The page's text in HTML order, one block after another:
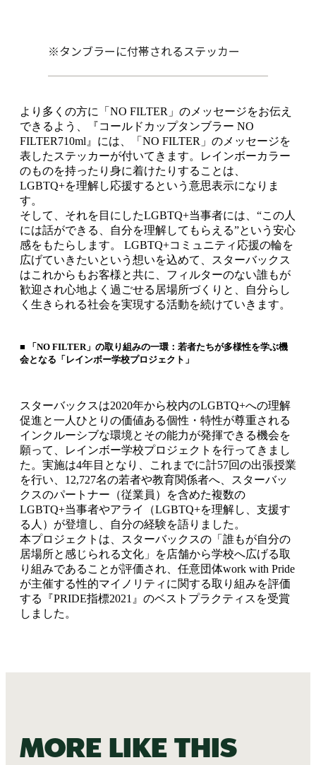
※タンブラーに付帯されるステッカー
より多くの方に「NO FILTER」のメッセージをお伝え
できるよう、『コールドカップタンブラー NO
FILTER710ml』には、「NO FILTER」のメッセージを
表したステッカーが付いてきます。レインボーカラー
のものを持ったり身に着けたりすることは、
LGBTQ+を理解し応援するという意思表示になりま
す。
そして、それを目にしたLGBTQ+当事者には、“この人
には話ができる、自分を理解してもらえる”という安心
感をもたらします。 LGBTQ+コミュニティ応援の輪を
広げていきたいという想いを込めて、スターバックス
はこれからもお客様と共に、フィルターのない誰もが
歓迎され心地よく過ごせる居場所づくりと、自分らし
く生きられる社会を実現する活動を続けていきます。
■ 「NO FILTER」の取り組みの一環：若者たちが多様性を学ぶ機
会となる「レインボー学校プロジェクト」
スターバックスは2020年から校内のLGBTQ+への理解
促進と一人ひとりの価値ある個性・特性が尊重される
インクルーシブな環境とその能力が発揮できる機会を
願って、レインボー学校プロジェクトを行ってきまし
た。実施は4年目となり、これまでに計57回の出張授業
を行い、12,727名の若者や教育関係者へ、スターバッ
クスのパートナー（従業員）を含めた複数の
LGBTQ+当事者やアライ（LGBTQ+を理解し、支援す
る人）が登壇し、自分の経験を語りました。
本プロジェクトは、スターバックスの「誰もが自分の
居場所と感じられる文化」を店舗から学校へ広げる取
り組みであることが評価され、任意団体work with Pride
が主催する性的マイノリティに関する取り組みを評価
する『PRIDE指標2021』のベストプラクティスを受賞
しました。
More like this